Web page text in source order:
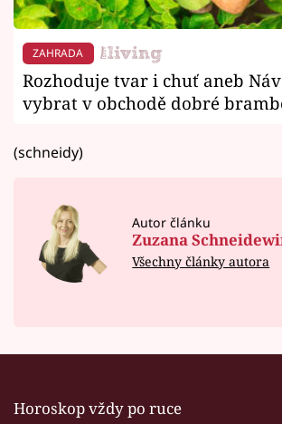
ZAHRADA
Rozhoduje tvar i chuť aneb
vybrat v obchodě dobré
(schneidy)
Autor článku
Zuzana
Všechny články autora
Horoskop vždy po ruce